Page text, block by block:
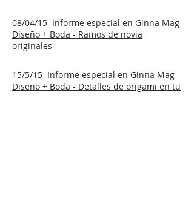
08/04/15 Informe especial en Ginna Mag
Diseño + Boda - Ramos de novia
originales
15/5/15 Informe especial en Ginna Mag
Diseño + Boda - Detalles de origami en tu